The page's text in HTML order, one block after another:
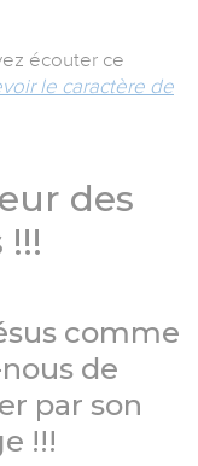
écouter ce
le caractère de
des
comme
de
par son
!!!